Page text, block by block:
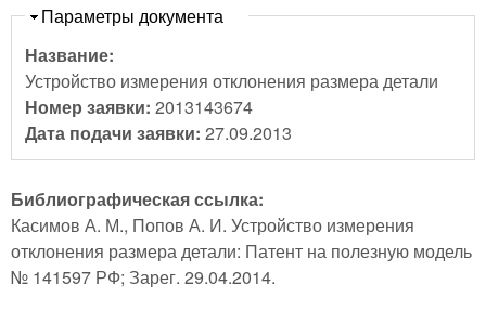
Скрыть
Параметры документа
Название:
Устройство измерения отклонения размера детали
Номер заявки: 2013143674
Дата подачи заявки: 27.09.2013
Библиографическая ссылка:
Касимов А. М., Попов А. И. Устройство измерения
отклонения размера детали: Патент на полезную модель
№ 141597 РФ; Зарег. 29.04.2014.